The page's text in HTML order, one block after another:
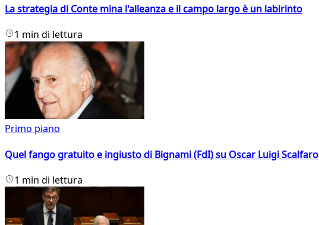
La strategia di Conte mina l'alleanza e il campo largo è un labirinto
1 min di lettura
Primo piano
Quel fango gratuito e ingiusto di Bignami (FdI) su Oscar Luigi Scalfaro
1 min di lettura